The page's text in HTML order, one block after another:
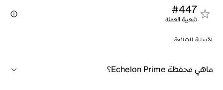
#447
شعبية العملة
الأسئلة الشائعة
ماهي محفظة Echelon Prime؟